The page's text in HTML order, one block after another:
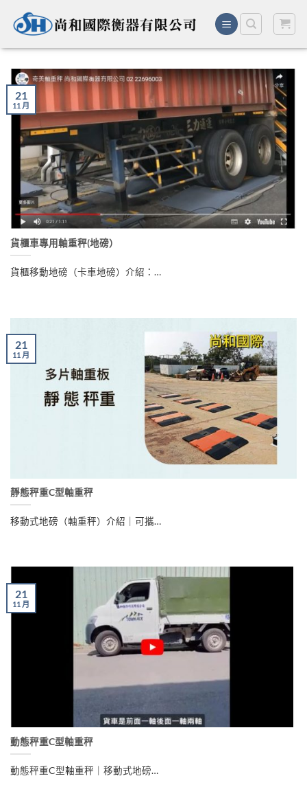
貨櫃車專用軸重秤(地磅）
貨櫃移動地磅（卡車地磅）介紹：…
21
11 月
靜態秤重C型軸重秤
移動式地磅（軸重秤）介紹｜可攜…
21
11 月
動態秤重C型軸重秤
動態秤重C型軸重秤｜移動式地磅…
21
11 月